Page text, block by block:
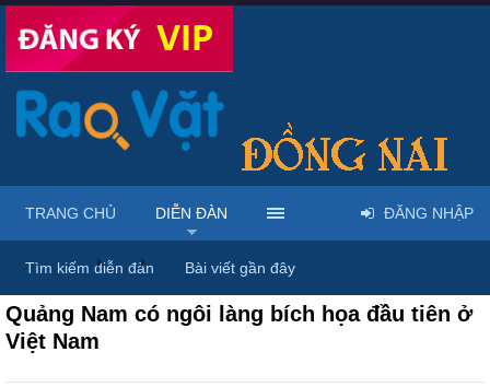
Diễn đàn ... Giới thiệu dịch vụ & địa điểm
Quảng Nam có ngôi làng bích họa đầu tiên ở
Việt Nam
TRANG CHỦ DIỄN ĐÀN
Tìm kiếm diễn đàn Bài viết gần đây
ĐĂNG NHẬP